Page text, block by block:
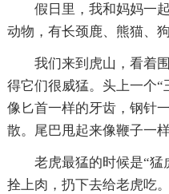
假日里，我和妈妈一
动物，有长颈鹿、熊猫、
我们来到虎山，看着
得它们很威猛。头上一个“
像匕首一样的牙齿，钢针
散。尾巴甩起来像鞭子一
老虎最猛的时候是“
拴上肉，扔下去给老虎吃